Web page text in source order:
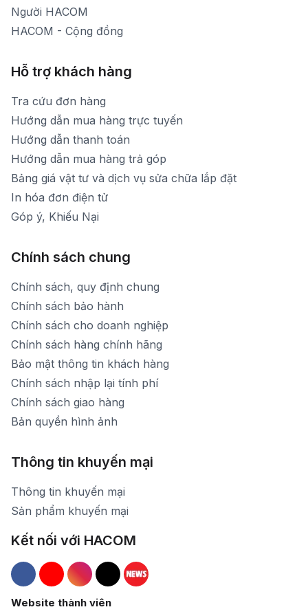
Người HACOM
HACOM - Cộng đồng
Hỗ trợ khách hàng
Tra cứu đơn hàng
Hướng dẫn mua hàng trực tuyến
Hướng dẫn thanh toán
Hướng dẫn mua hàng trả góp
Bảng giá vật tư và dịch vụ sửa chữa lắp đặt
In hóa đơn điện tử
Góp ý, Khiếu Nại
Chính sách chung
Chính sách, quy định chung
Chính sách bảo hành
Chính sách cho doanh nghiệp
Chính sách hàng chính hãng
Bảo mật thông tin khách hàng
Chính sách nhập lại tính phí
Chính sách giao hàng
Bản quyền hình ảnh
Thông tin khuyến mại
Thông tin khuyến mại
Sản phẩm khuyến mại
Kết nối với HACOM
Hacom Facebook
Hacom YouTube
Hacom Instagram
Hacom TikTok
Website thành viên